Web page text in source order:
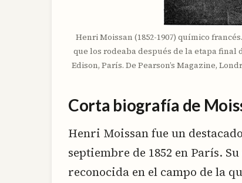
Henri Moissan (1852-1907) químico
que los rodeaba después de la etapa
Edison, París. De Pearson’s Magazine,
Corta biografía de
Henri Moissan fue un
septiembre de 1852 en París.
reconocida en el campo de la